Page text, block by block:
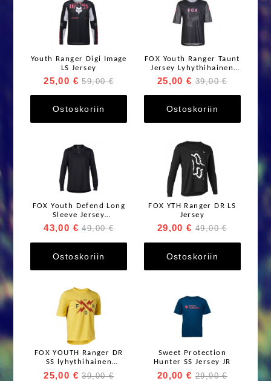
Youth Ranger Digi Image
LS Jersey
25,00 € 59,00 €
Ostoskoriin
FOX Youth Ranger Taunt
Jersey Lyhythihainen
ajopaita
25,00 € 39,00 €
Ostoskoriin
FOX Youth Defend Long
Sleeve Jersey
pitkähihainen ajoaita
43,00 € 49,00 €
Ostoskoriin
FOX YTH Ranger DR LS
Jersey
29,00 € 49,00 €
Ostoskoriin
FOX YOUTH Ranger DR
SS lyhythihainen
ajopaita
25,00 € 39,00 €
Sweet Protection
Hunter SS Jersey JR
20,00 € 29,90 €